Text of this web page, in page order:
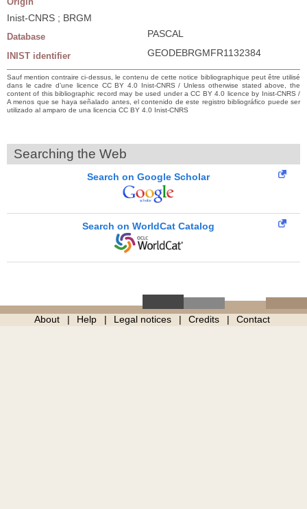
Inist-CNRS ; BRGM
Database PASCAL
INIST identifier GEODEBRGMFR1132384
Sauf mention contraire ci-dessus, le contenu de cette notice bibliographique peut être utilisé
dans le cadre d’une licence CC BY 4.0 Inist-CNRS / Unless otherwise stated above, the
content of this bibliographic record may be used under a CC BY 4.0 licence by Inist-CNRS /
A menos que se haya señalado antes, el contenido de este registro bibliográfico puede ser
utilizado al amparo de una licencia CC BY 4.0 Inist-CNRS
Searching the Web
Search on Google Scholar
Search on WorldCat Catalog
About Help Legal notices Credits Contact